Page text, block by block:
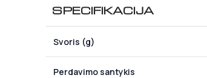
SPECIFIKACIJA
Svoris (g)
Perdavimo santykis